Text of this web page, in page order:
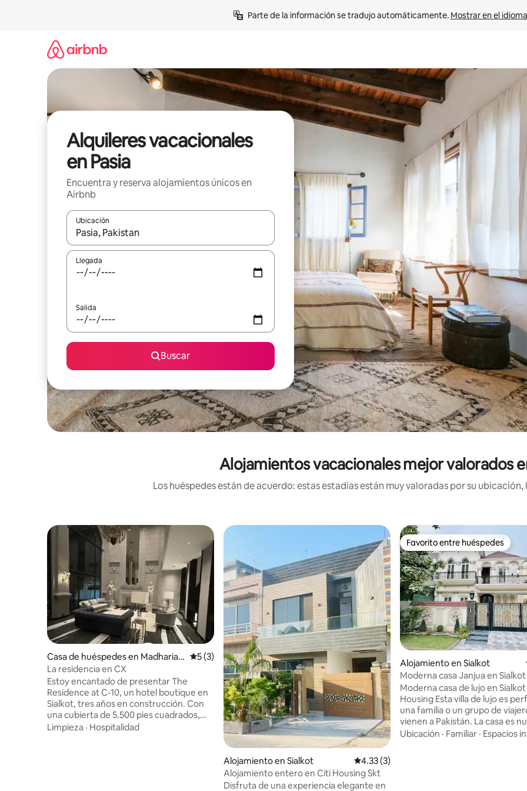
Parte de la información se tradujo automáticamente. Mostrar en el
Alquileres vacacionales
en Pasia
Encuentra y reserva alojamientos únicos en
Airbnb
Ubicación
Cuando los resultados estén disponibles, navega con las teclas de flecha hacia arriba y hacia abajo o explora con el
Llegada
Salida
Buscar
Alojamientos vacacionales mejor valorados
Los huéspedes están de acuerdo: estas estadías están muy valoradas por su
Casa de huéspedes en Madharian
Wala Kalar
Calificación promedio: 5 de 5, 3 reseñas
5 (3)
La residencia en CX
Estoy encantado de presentar The
Residence at C-10, un hotel boutique en
Sialkot, tres años en construcción. Con
una cubierta de 5.500 pies cuadrados,
cuenta con una piscina al aire libre con
Limpieza · Hospitalidad
Alojamiento en Sialkot Calificación promedio: 4.33 de 5, 3 reseñas
4.33 (3)
Alojamiento entero en Citi Housing Skt
Disfruta de una experiencia elegante en
Favorito entre huéspedes
Favorito entre huéspedes
Alojamiento en Sialkot
Moderna casa Janjua en
diseño español
Moderna casa de lujo en
Housing Esta villa de lujo es perfecta para
una familia o un grupo de
vienen a Pakistán. La casa es
está limpia. Tiene todas las
Ubicación · Familiar · Espacios